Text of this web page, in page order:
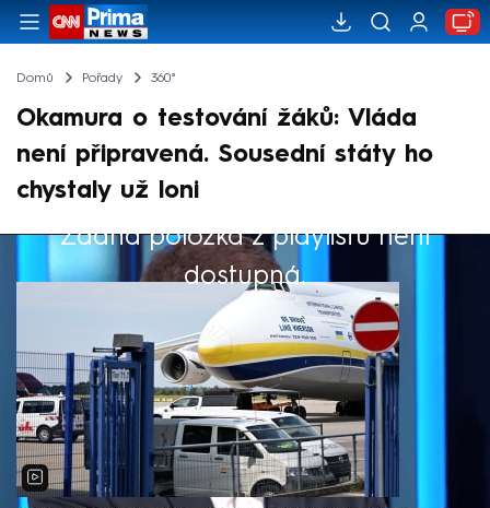
Domů Pořady 360°
Okamura o testování žáků: Vláda
není připravená. Sousední státy ho
chystaly už loni
Žádná položka z playlistu není
dostupná.
Výběr redakce